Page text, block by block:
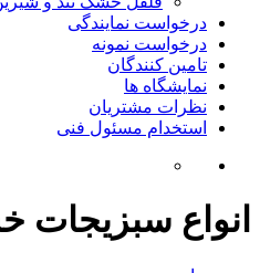
درخواست نمایندگی
درخواست نمونه
تامین کنندگان
نمایشگاه ها
نظرات مشتریان
استخدام مسئول فنی
انواع